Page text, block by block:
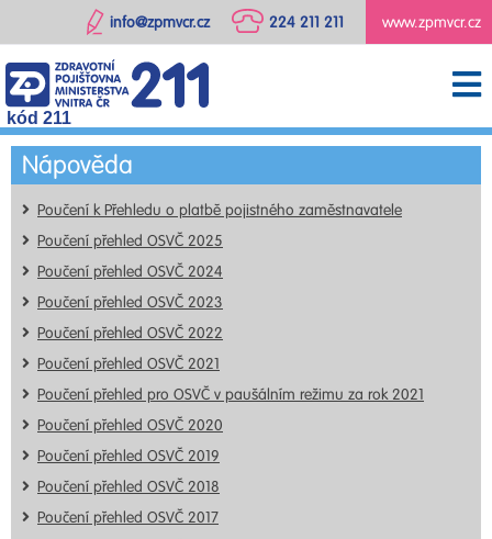
www.zpmvcr.cz
224 211 211
info@zpmvcr.cz
kód 211
Nápověda
Poučení k Přehledu o platbě pojistného zaměstnavatele
Poučení přehled OSVČ 2025
Poučení přehled OSVČ 2024
Poučení přehled OSVČ 2023
Poučení přehled OSVČ 2022
Poučení přehled OSVČ 2021
Poučení přehled pro OSVČ v paušálním režimu za rok 2021
Poučení přehled OSVČ 2020
Poučení přehled OSVČ 2019
Poučení přehled OSVČ 2018
Poučení přehled OSVČ 2017